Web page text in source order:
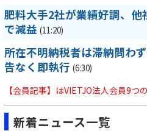
肥料大手2社が業績好調、
で減益 (11:20)
所在不明納税者は滞納問わ
告なく即執行 (6:30)
【会員記事】はVIETJO法人会員9つ
新着ニュース一覧